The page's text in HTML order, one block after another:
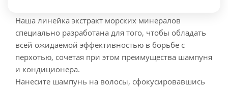
Наша линейка экстракт морских минералов
специально разработана для того, чтобы обладать
всей ожидаемой эффективностью в борьбе с
перхотью, сочетая при этом преимущества шампуня
и кондиционера.
Нанесите шампунь на волосы, сфокусировавшись